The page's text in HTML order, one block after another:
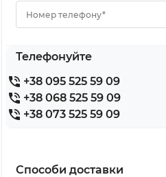
Номер телефону*
Телефонуйте
+38 095 525 59 09
+38 068 525 59 09
+38 073 525 59 09
Способи доставки